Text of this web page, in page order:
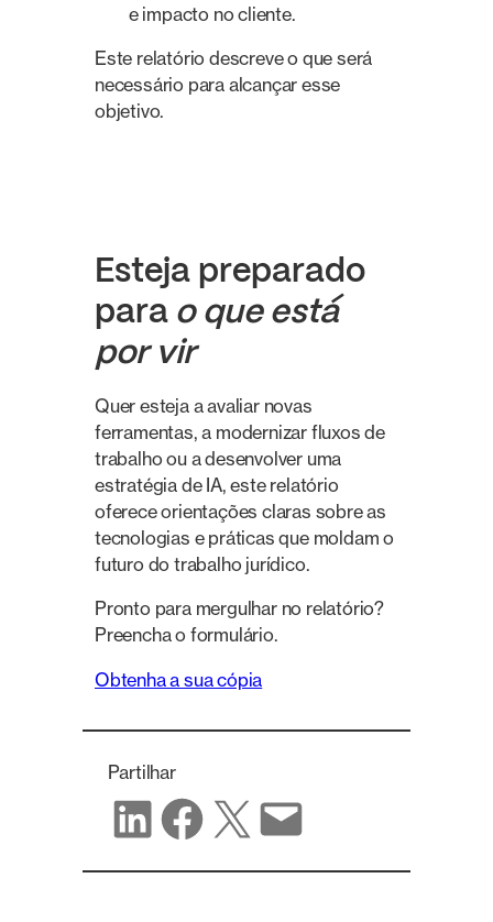
e impacto no cliente.
Este relatório descreve o que será
necessário para alcançar esse
objetivo.
Esteja preparado
para o que está
por vir
Quer esteja a avaliar novas
ferramentas, a modernizar fluxos de
trabalho ou a desenvolver uma
estratégia de IA, este relatório
oferece orientações claras sobre as
tecnologias e práticas que moldam o
futuro do trabalho jurídico.
Pronto para mergulhar no relatório?
Preencha o formulário.
Obtenha a sua cópia
Partilhar
Partilhar no LinkedIn
Partilhar no Facebook
Partilhar no X Partilhar por correio eletrónico